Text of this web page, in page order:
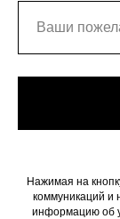
Нажимая на
коммуникаций и
информацию об